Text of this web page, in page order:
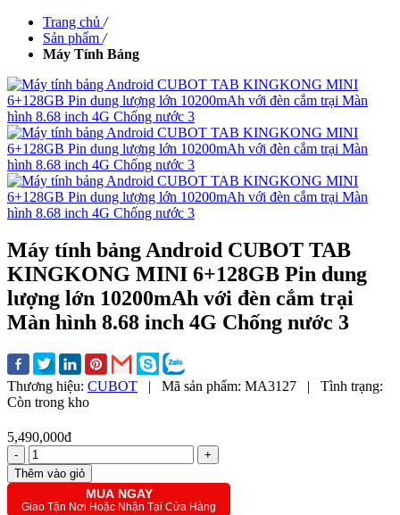
Trang chủ /
Sản phẩm /
Máy Tính Bảng
Máy tính bảng Android CUBOT TAB
KINGKONG MINI 6+128GB Pin dung
lượng lớn 10200mAh với đèn cắm trại
Màn hình 8.68 inch 4G Chống nước 3
Thương hiệu: CUBOT | Mã sản phẩm: MA3127 |
Tình trạng:
Còn trong kho
5,490,000đ
-
+
Thêm vào giỏ
MUA NGAY
Giao Tận Nơi Hoặc Nhận Tại Cửa Hàng